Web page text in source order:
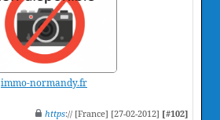
immo-normandy.fr
https:// [France] [27-02-2012] [#102]